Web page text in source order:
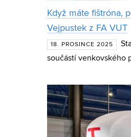
Když máte fištróna,
Vejpustek z FA VUT
18. PROSINCE 2025
součástí venkovského